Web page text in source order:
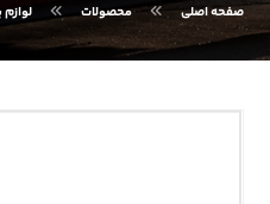
صفحه اصلی محصولات